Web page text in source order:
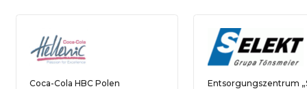
Coca-Cola HBC Polen Entsorgungszentrum